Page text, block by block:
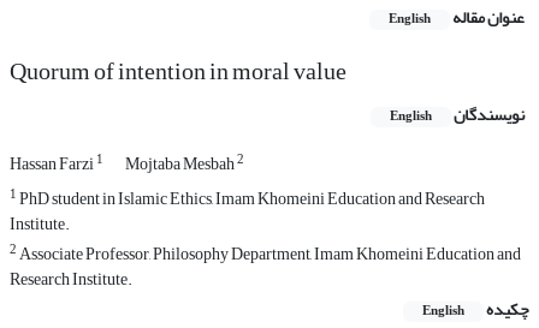
عنوان مقاله English
Quorum of intention in moral value
نویسندگان English
Hassan Farzi1 Mojtaba Mesbah2
1PhD student in Islamic Ethics, Imam Khomeini Education and Research
Institute.
2Associate Professor, Philosophy Department, Imam Khomeini Education and
Research Institute.
چکیده
English